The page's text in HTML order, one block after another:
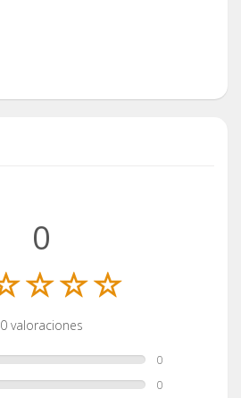
0
0 valoraciones
0
0